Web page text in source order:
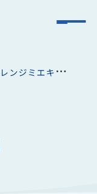
ンジミエキッ